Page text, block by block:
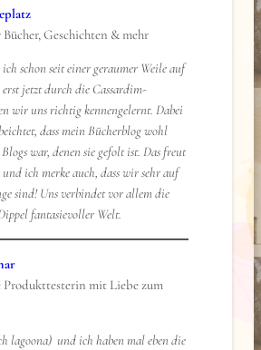
Geschichten & mehr
schon seit einer geraumer Weile auf
jetzt durch die Cassardim-
wir uns richtig kennengelernt. Dabei
dass mein Bücherblog wohl
war, denen sie gefolt ist. Das freut
ich merke auch, dass wir sehr auf
sind! Uns verbindet vor allem die
fantasievoller Welt.
Produkttesterin mit Liebe zum
lagoona) und ich haben mal eben die